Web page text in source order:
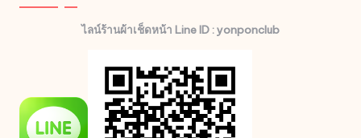
ไลน์ร้านผ้าเช็ดหน้า Line ID : yonponclub